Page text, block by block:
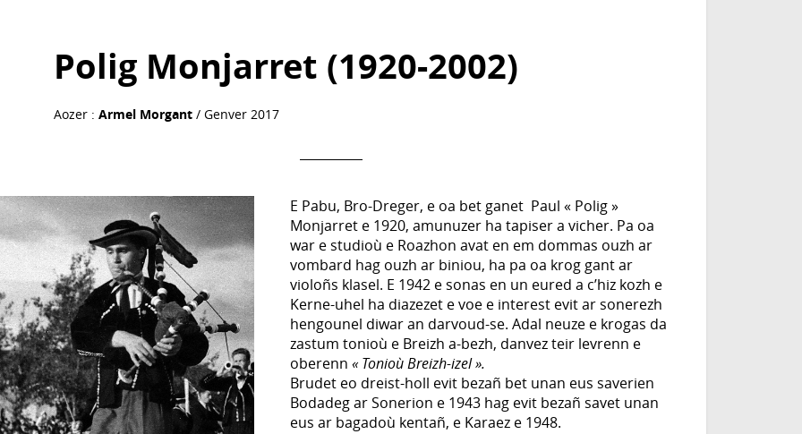
Polig Monjarret (1920-2002)
Aozer :Armel Morgant / Genver 2017
E Pabu, Bro-Dreger, e oa bet ganet Paul « Polig »
Monjarret e 1920, amunuzer ha tapiser a vicher. Pa oa
war e studioù e Roazhon avat en em dommas ouzh ar
vombard hag ouzh ar biniou, ha pa oa krog gant ar
violoñs klasel. E 1942 e sonas en un eured a c’hiz kozh e
Kerne-uhel ha diazezet e voe e interest evit ar sonerezh
hengounel diwar an darvoud-se. Adal neuze e krogas da
zastum tonioù e Breizh a-bezh, danvez teir levrenn e
oberenn « Tonioù Breizh-izel ».
Brudet eo dreist-holl evit bezañ bet unan eus saverien
Bodadeg ar Sonerion e 1943 hag evit bezañ savet unan
eus ar bagadoù kentañ, e Karaez e 1948.